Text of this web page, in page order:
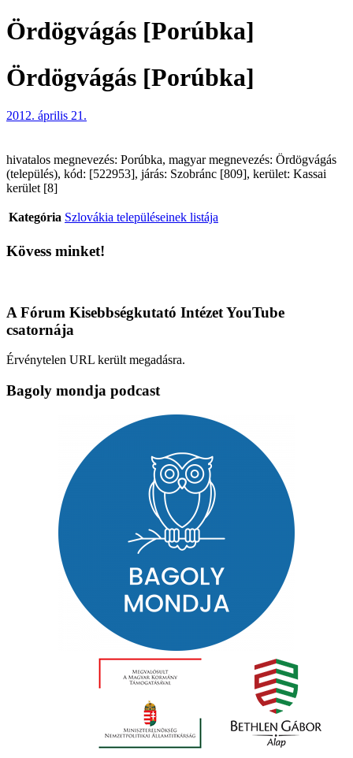
Ördögvágás [Porúbka]
Ördögvágás [Porúbka]
2012. április 21.
hivatalos megnevezés: Porúbka, magyar megnevezés: Ördögvágás
(település), kód: [522953], járás: Szobránc [809], kerület: Kassai
kerület [8]
Kategória Szlovákia településeinek listája
Kövess minket!
A Fórum Kisebbségkutató Intézet YouTube
csatornája
Érvénytelen URL került megadásra.
Bagoly mondja podcast